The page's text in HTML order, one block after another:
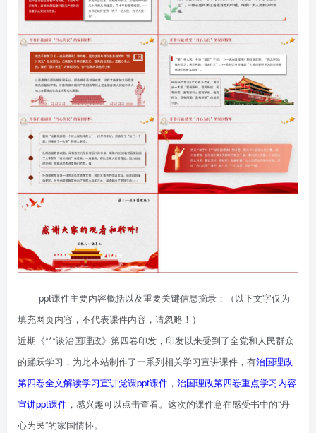
ppt课件主要内容概括以及重要关键信息摘录：（以下文字仅为
填充网页内容，不代表课件内容，请忽略！）
近期《***谈治国理政》第四卷印发，印发以来受到了全党和人民群众
的踊跃学习，为此本站制作了一系列相关学习宣讲课件，有治国理政
第四卷全文解读学习宣讲党课ppt课件 ， 治国理政第四卷重点学习内容
宣讲ppt课件 ，感兴趣可以点击查看。这次的课件意在感受书中的“丹
心为民”的家国情怀。